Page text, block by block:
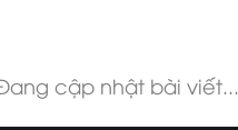
cập nhật bài viết...